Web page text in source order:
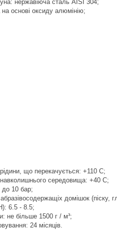
нержавіюча сталь AISI 304;
основі оксиду алюмінію;
що перекачується: +110 C;
середовища: +40 C;
до 10 бар;
домішок (піску,
6.5 - 8.5;
не більше 1500 г / м³;
24 місяців.